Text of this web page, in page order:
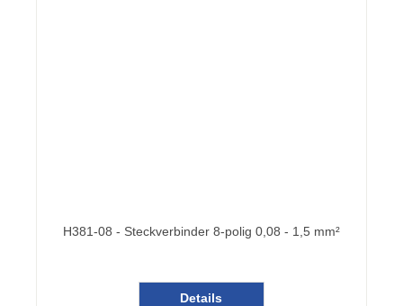
H381-08 - Steckverbinder 8-polig 0,08 - 1,5 mm²
Details